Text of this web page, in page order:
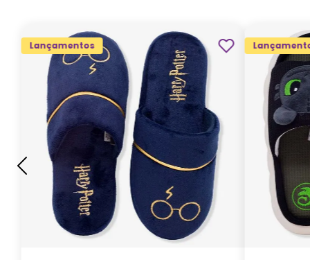
Lançamentos
G GG M P
ADICIONAR AO
CARRINHO